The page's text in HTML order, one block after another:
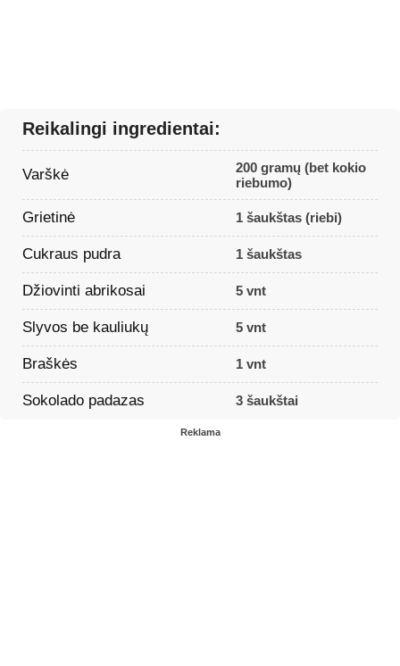
Reikalingi ingredientai:
Varškė
200 gramų (bet kokio
riebumo)
Grietinė 1 šaukštas (riebi)
Cukraus pudra 1 šaukštas
Džiovinti abrikosai 5 vnt
Slyvos be kauliukų 5 vnt
Braškės 1 vnt
Sokolado padazas 3 šaukštai
Reklama